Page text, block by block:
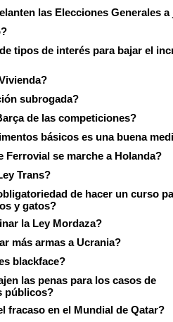
las Elecciones Generales
tipos de interés para bajar el
subrogada?
de las competiciones?
básicos es una buena
Ferrovial se marche a Holanda?
Trans?
de hacer un curso
y gatos?
la Ley Mordaza?
más armas a Ucrania?
blackface?
las penas para los casos de
públicos?
fracaso en el Mundial de Qatar?